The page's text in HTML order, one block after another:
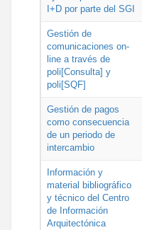
I+D por parte del SGI
Gestión de
comunicaciones on-
line a través de
poli[Consulta] y
poli[SQF]
Gestión de pagos
como consecuencia
de un periodo de
intercambio
Información y
material bibliográfico
y técnico del Centro
de Información
Arquitectónica